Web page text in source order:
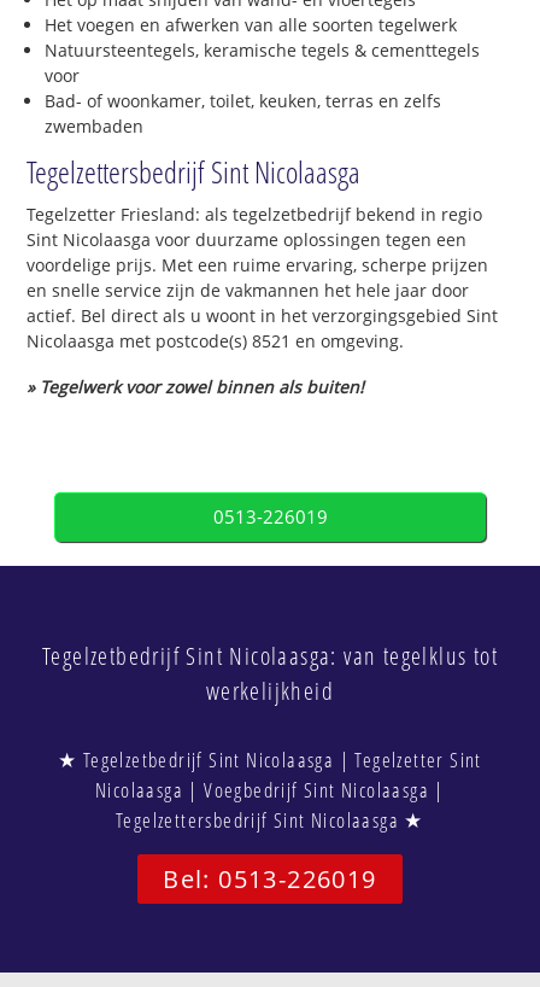
Het voegen en afwerken van alle soorten tegelwerk
Natuursteentegels, keramische tegels & cementtegels
voor
Bad- of woonkamer, toilet, keuken, terras en zelfs
zwembaden
Tegelzettersbedrijf Sint Nicolaasga
Tegelzetter Friesland: als tegelzetbedrijf bekend in regio
Sint Nicolaasga voor duurzame oplossingen tegen een
voordelige prijs. Met een ruime ervaring, scherpe prijzen
en snelle service zijn de vakmannen het hele jaar door
actief. Bel direct als u woont in het verzorgingsgebied Sint
Nicolaasga met postcode(s) 8521 en omgeving.
» Tegelwerk voor zowel binnen als buiten!
0513-226019
Tegelzetbedrijf Sint Nicolaasga: van tegelklus tot
werkelijkheid
★ Tegelzetbedrijf Sint Nicolaasga | Tegelzetter Sint
Nicolaasga | Voegbedrijf Sint Nicolaasga |
Tegelzettersbedrijf Sint Nicolaasga ★
Bel: 0513-226019